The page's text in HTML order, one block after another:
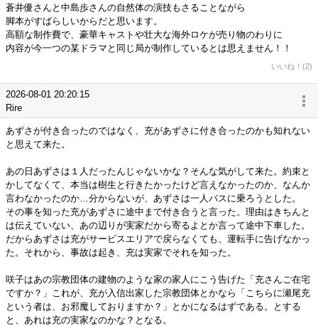
蒼井優さんと中島歩さんの自然体の演技もさることながら
脚本がすばらしいからだと思います。
高額な制作費で、豪華キャストや壮大な海外ロケが売り物のわりに
内容が今一つの某ドラマと同じ局が制作しているとは思えません！！
いいね！(2)
2026-08-01 20:20:15
Rire
あずさが付き合ったのではなく、充があずさに付き合ったのかも知れない
と思えて来た。
あの日あずさは１人だったんじゃないかな？そんな気がして来た。約束と
かしてなくて、本当は樹生と行きたかったけど言えなかったのか、なんか
言わなかったのか…分からないが、あずさは一人バスに乗ろうとした。
その事を知った充があずさに途中まで付き合うと言った。理由はきちんと
は伝えていない、あの辺りが実家だから寄るよとか言って途中下車した。
だからあずさは充がサービスエリアで戻らなくても、運転手に告げなかっ
た。それから、事故は起き、充は実家でそれを知った。
咲子はあの宗教団体の建物のような家の家人にこう告げた「充さんご在宅
ですか？」これが、充が入信出家した宗教団体とかなら「こちらに瀬尾充
という者は、お邪魔しておりますか？」とかになるはずである。とする
と、あれは充の実家なのかな？となる。